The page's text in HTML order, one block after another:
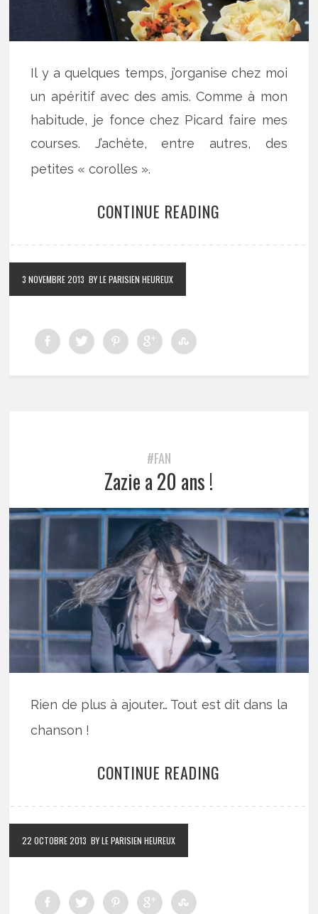
Il y a quelques temps, j’organise chez moi
un apéritif avec des amis. Comme à mon
habitude, je fonce chez Picard faire mes
courses. J’achète, entre autres, des
petites « corolles ».
CONTINUE READING
3 NOVEMBRE 2013 BY LE PARISIEN HEUREUX
#FAN
Zazie a 20 ans !
Rien de plus à ajouter… Tout est dit dans la
chanson !
CONTINUE READING
22 OCTOBRE 2013 BY LE PARISIEN HEUREUX